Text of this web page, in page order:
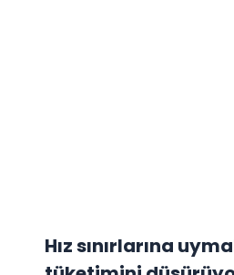
Hız sınırlarına